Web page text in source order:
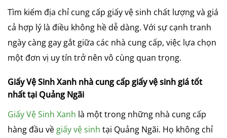
Tìm kiếm địa chỉ cung cấp giấy vệ sinh chất lượng và giá
cả hợp lý là điều không hề dễ dàng. Với sự cạnh tranh
ngày càng gay gắt giữa các nhà cung cấp, việc lựa chọn
một đơn vị uy tín trở nên vô cùng quan trọng.
Giấy Vệ Sinh Xanh nhà cung cấp giấy vệ sinh giá tốt
nhất tại Quảng Ngãi
Giấy Vệ Sinh Xanh là một trong những nhà cung cấp
hàng đầu về giấy vệ sinh tại Quảng Ngãi. Họ không chỉ